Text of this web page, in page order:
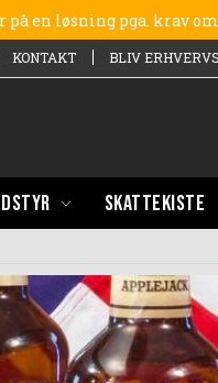
på en løsning pga. krav
KONTAKT BLIV
SKATTEKISTE